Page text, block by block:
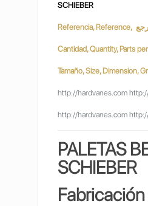
SCHIEBER
http://hardvanes.com
http://hardvanes.com
PALETAS
SCHIEBER